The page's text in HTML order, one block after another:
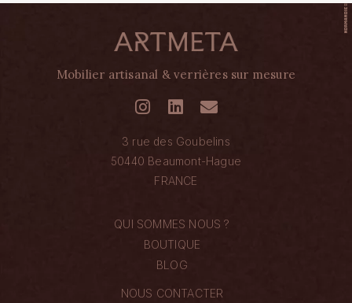
Mobilier artisanal & verrières sur mesure
3 rue des Goubelins
50440 Beaumont-Hague
FRANCE
QUI SOMMES NOUS ?
BOUTIQUE
BLOG
NOUS CONTACTER